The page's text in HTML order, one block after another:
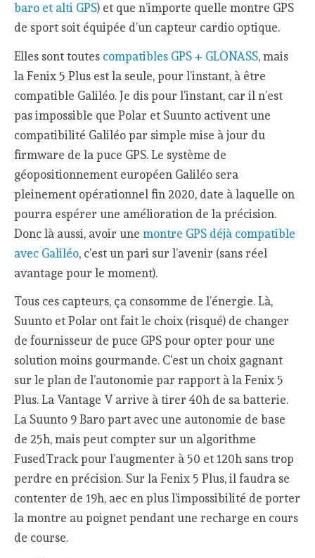
baro et alti GPS) et que n’importe quelle montre GPS
de sport soit équipée d’un capteur cardio optique.
Elles sont toutes compatibles GPS + GLONASS, mais
la Fenix 5 Plus est la seule, pour l’instant, à être
compatible Galiléo. Je dis pour l’instant, car il n’est
pas impossible que Polar et Suunto activent une
compatibilité Galiléo par simple mise à jour du
firmware de la puce GPS. Le système de
géopositionnement européen Galiléo sera
pleinement opérationnel fin 2020, date à laquelle on
pourra espérer une amélioration de la précision.
Donc là aussi, avoir unemontre GPS déjà compatible
avec Galiléo, c’est un pari sur l’avenir (sans réel
avantage pour le moment).
Tous ces capteurs, ça consomme de l’énergie. Là,
Suunto et Polar ont fait le choix (risqué) de changer
de fournisseur de puce GPS pour opter pour une
solution moins gourmande. C’est un choix gagnant
sur le plan de l’autonomie par rapport à la Fenix 5
Plus. La Vantage V arrive à tirer 40h de sa batterie.
La Suunto 9 Baro part avec une autonomie de base
de 25h, mais peut compter sur un algorithme
FusedTrack pour l’augmenter à 50 et 120h sans trop
perdre en précision. Sur la Fenix 5 Plus, il faudra se
contenter de 19h, aec en plus l’impossibilité de porter
la montre au poignet pendant une recharge en cours
de course.